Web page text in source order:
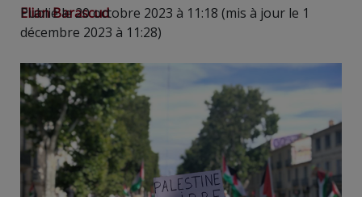
Elian Barascud
Publié le 20 octobre 2023 à 11:18 (mis à jour le 1
décembre 2023 à 11:28)